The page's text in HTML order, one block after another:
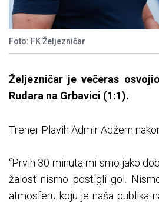
Foto: FK Željezničar
Željezničar je večeras
Rudara na Grbavici (1:1).
Trener Plavih Admir Adžem
“Prvih 30 minuta mi smo jako
žalost nismo postigli gol.
atmosferu koju je naša publika